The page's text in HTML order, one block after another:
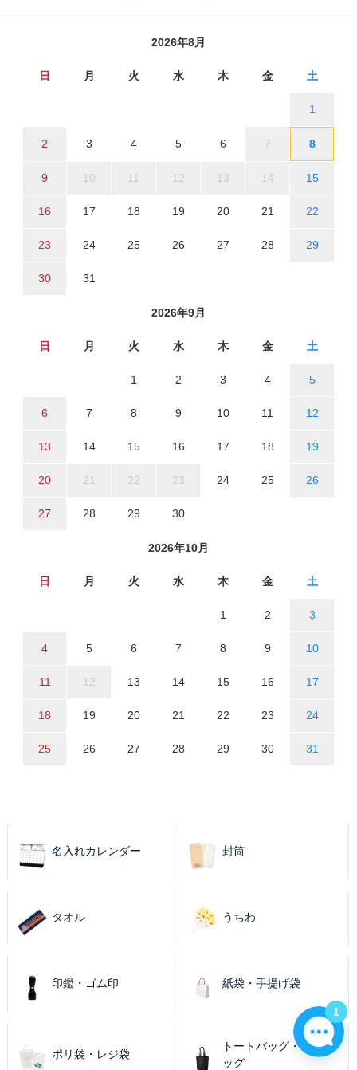
2026年8月
日 月 火 水 木 金 土
1
2 3 4 5 6 7 8
9 10 11 12 13 14 15
16 17 18 19 20 21 22
23 24 25 26 27 28 29
30 31
2026年9月
日 月 火 水 木 金 土
1 2 3 4 5
6 7 8 9 10 11 12
13 14 15 16 17 18 19
20 21 22 23 24 25 26
27 28 29 30
2026年10月
日 月 火 水 木 金 土
1 2 3
4 5 6 7 8 9 10
11 12 13 14 15 16 17
18 19 20 21 22 23 24
25 26 27 28 29 30 31
名入れカレンダー 封筒
タオル うちわ
印鑑・ゴム印 紙袋・手提げ袋
ポリ袋・レジ袋
トートバッグ・エコバ
ッグ
1